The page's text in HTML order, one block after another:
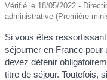
Vérifié le 18/05/2022 -
administrative (Première
Si vous êtes
séjourner en France pour
devez détenir
titre de séjour. Toutefois,